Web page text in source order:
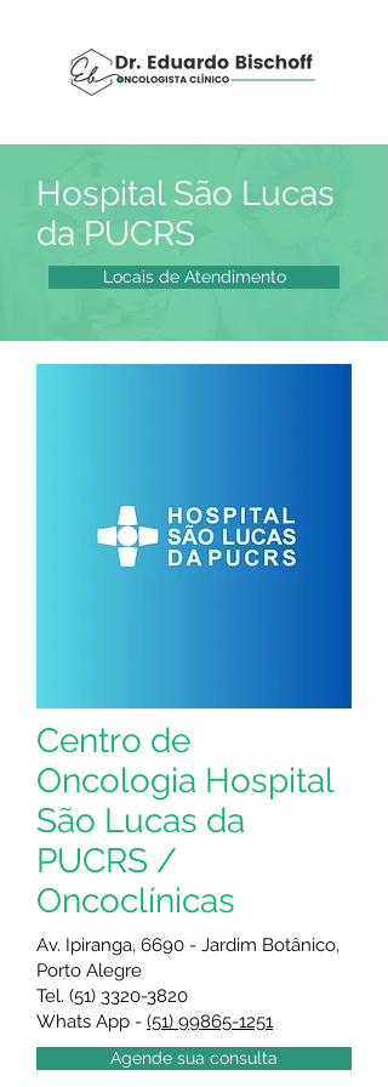
Hospital São Lucas
da PUCRS
Locais de Atendimento
Centro de
Oncologia Hospital
São Lucas da
PUCRS /
Oncoclínicas
Av. Ipiranga, 6690 - Jardim Botânico,
Porto Alegre
Tel. (51) 3320-3820
Whats App - (51) 99865-1251
Agende sua consulta